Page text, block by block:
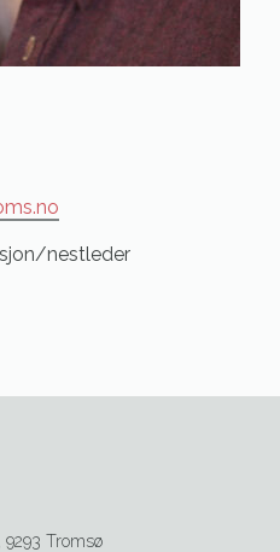
nestleder
9293 Tromsø